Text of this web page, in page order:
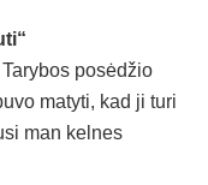
posėdžio
matyti, kad ji turi
man kelnes